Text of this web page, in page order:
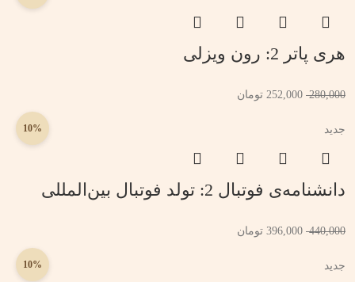
هری پاتر 2: رون ویزلی
280,000
252,000 تومان
جدید 10%
دانشنامه‌ی فوتبال 2: تولد فوتبال بین‌المللی
440,000
396,000 تومان
جدید 10%